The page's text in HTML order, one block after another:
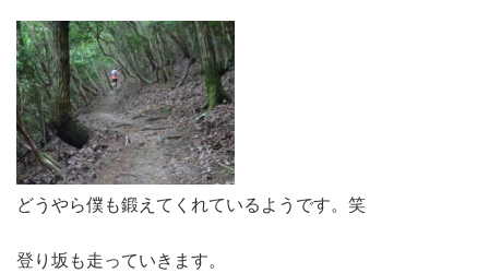
どうやら僕も鍛えてくれているようです。笑
登り坂も走っていきます。